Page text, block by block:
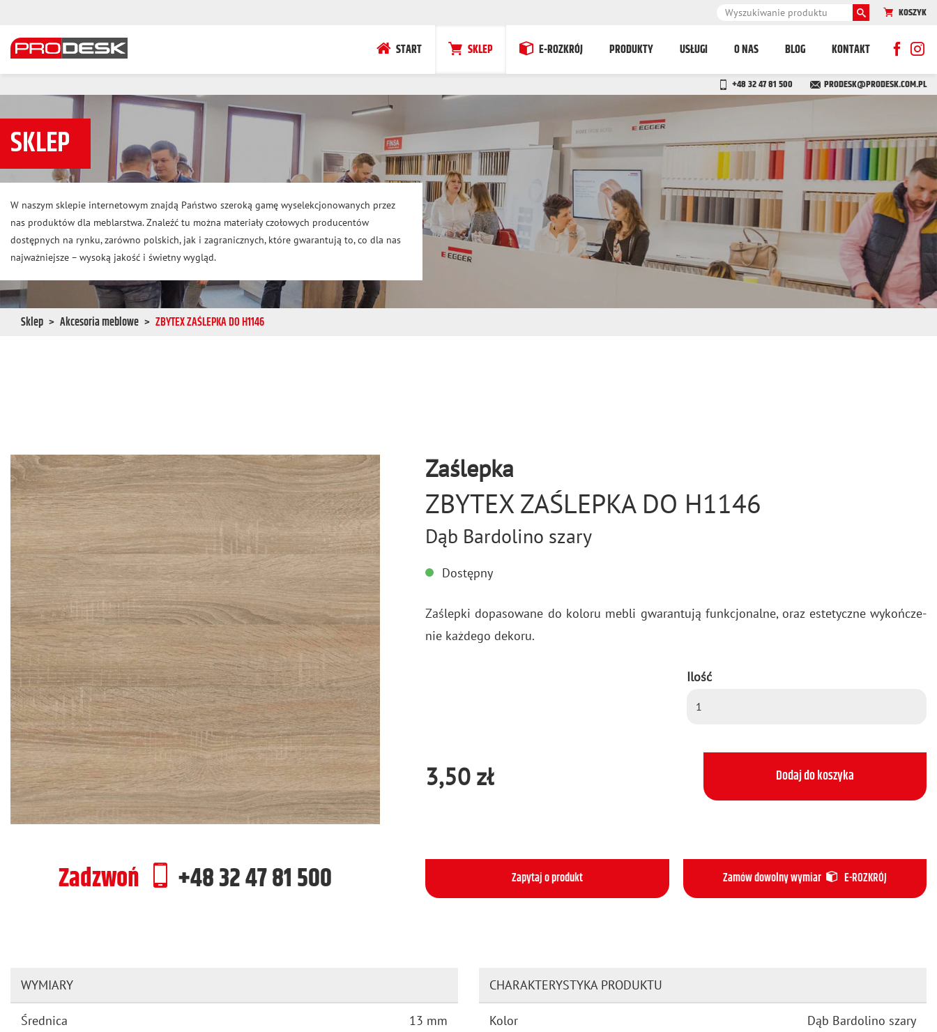
KOSZYK
START SKLEP E-ROZKRÓJ PRODUKTY USŁUGI O NAS BLOG KONTAKT
+48 32 47 81 500 PRODESK@PRODESK.COM.PL
SKLEP
W naszym sklepie internetowym znajdą Państwo szeroką gamę wyselekcjonowanych przez
nas produktów dla meblarstwa. Znaleźć tu można materiały czołowych producentów
dostępnych na rynku, zarówno polskich, jak i zagranicznych, które gwarantują to, co dla nas
najważniejsze – wysoką jakość i świetny wygląd.
Sklep Akcesoria meblowe ZBYTEX ZAŚLEPKA DO H1146
Zaślepka
ZBYTEX ZAŚLEPKA DO H1146
Dąb Bardolino szary
Dostępny
Za­ślep­ki do­pa­so­wa­ne do ko­lo­ru mebli gwa­ran­tu­ją funk­cjo­nal­ne, oraz es­te­tycz­ne wy­koń­cze­
nie każ­de­go de­ko­ru.
Ilość
3,50 zł Dodaj do koszyka
Zadzwoń +48 32 47 81 500 Zapytaj o produkt Zamów dowolny wymiar E-ROZKRÓJ
WYMIARY
Średnica 13 mm
CHARAKTERYSTYKA PRODUKTU
Kolor Dąb Bardolino szary